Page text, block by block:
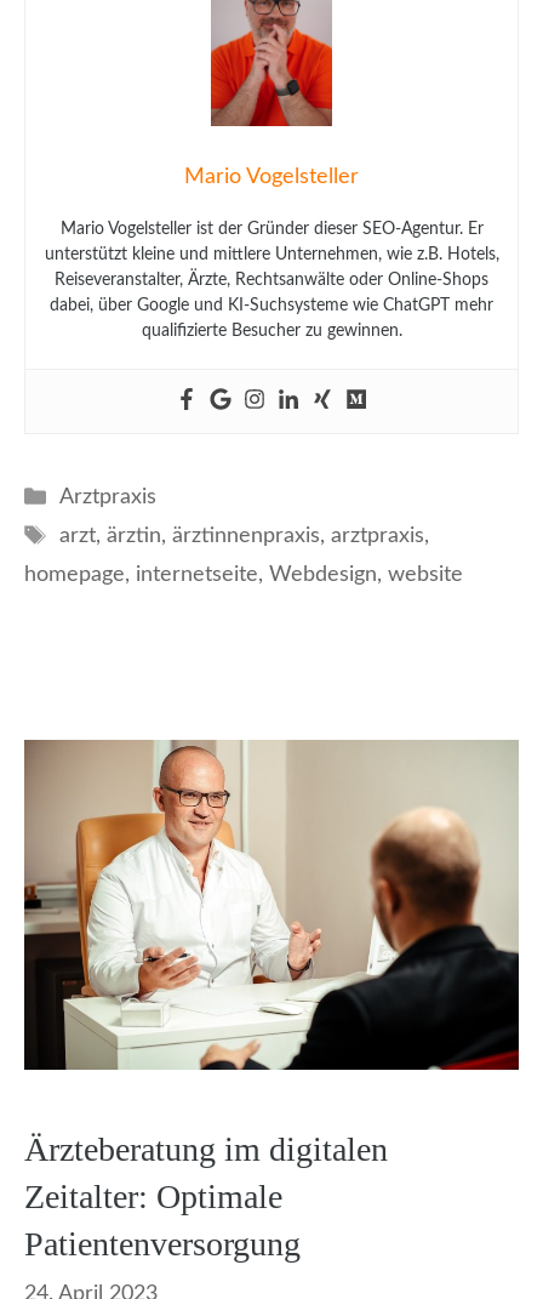
Mario Vogelsteller
Mario Vogelsteller ist der Gründer dieser SEO-Agentur. Er
unterstützt kleine und mittlere Unternehmen, wie z.B. Hotels,
Reiseveranstalter, Ärzte, Rechtsanwälte oder Online-Shops
dabei, über Google und KI-Suchsysteme wie ChatGPT mehr
qualifizierte Besucher zu gewinnen.
Kategorien
Arztpraxis
Schlagwörter
arzt, ärztin, ärztinnenpraxis, arztpraxis,
homepage, internetseite, Webdesign, website
Ärzteberatung im digitalen
Zeitalter: Optimale
Patientenversorgung